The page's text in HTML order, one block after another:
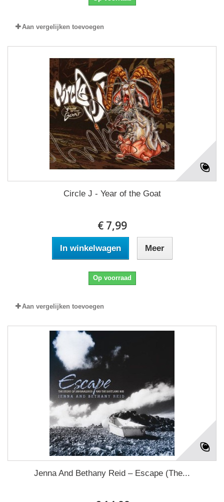
Aan vergelijken toevoegen
Circle J - Year of the Goat
€ 7,99
In winkelwagen Meer
Op voorraad
Aan vergelijken toevoegen
Jenna And Bethany Reid ‎– Escape (The...